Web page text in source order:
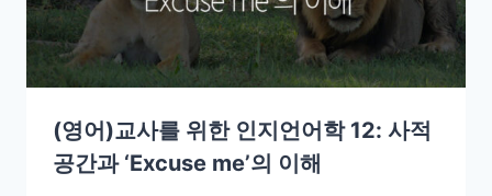
(영어)교사를 위한 인지언어학 12: 사적
공간과 ‘Excuse me’의 이해